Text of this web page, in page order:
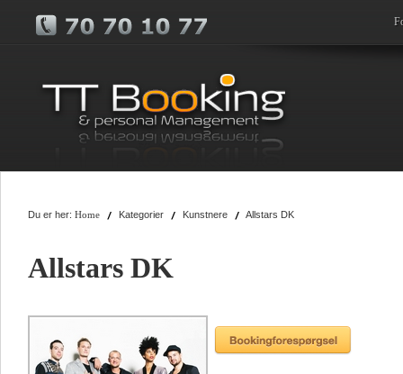
Du er her: Home Kategorier Kunstnere Allstars DK
Allstars DK